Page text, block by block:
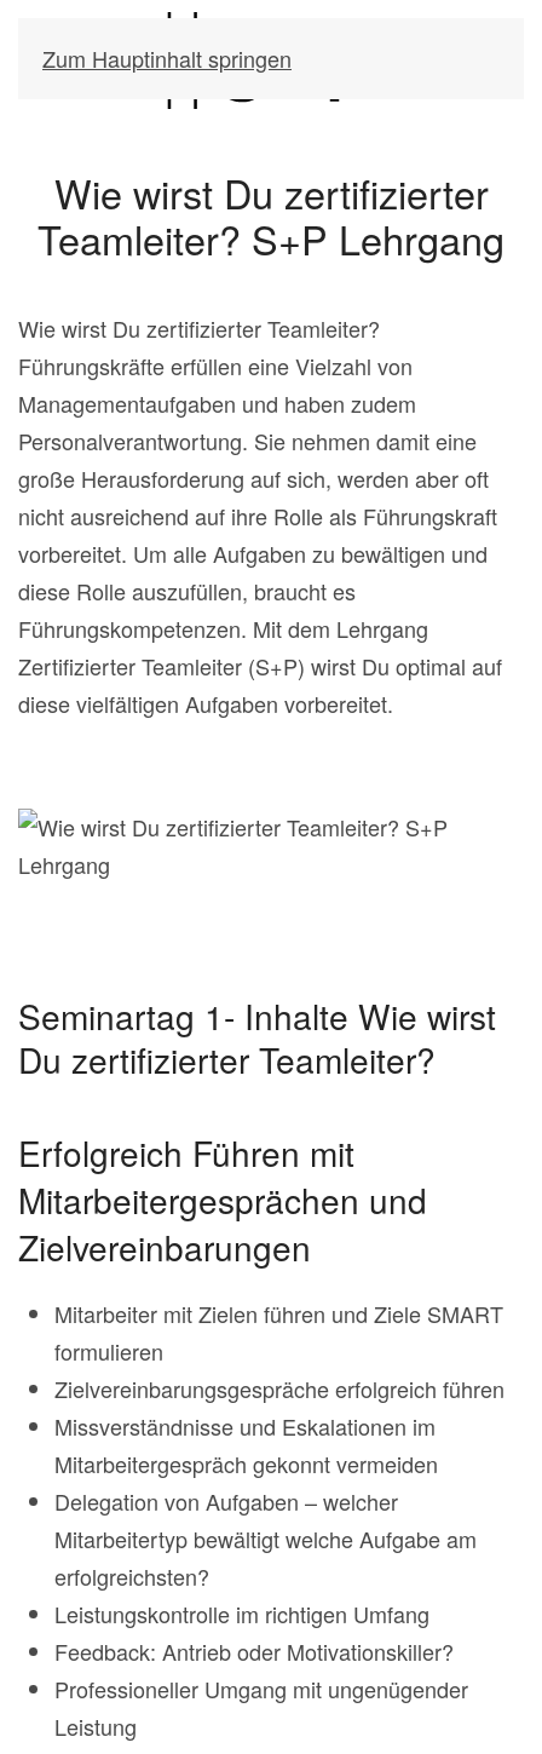
Zum Hauptinhalt springen
Wie wirst Du zertifizierter
Teamleiter? S+P Lehrgang
Wie wirst Du zertifizierter Teamleiter?
Führungskräfte erfüllen eine Vielzahl von
Managementaufgaben und haben zudem
Personalverantwortung. Sie nehmen damit eine
große Herausforderung auf sich, werden aber oft
nicht ausreichend auf ihre Rolle als Führungskraft
vorbereitet. Um alle Aufgaben zu bewältigen und
diese Rolle auszufüllen, braucht es
Führungskompetenzen. Mit dem Lehrgang
Zertifizierter Teamleiter (S+P) wirst Du optimal auf
diese vielfältigen Aufgaben vorbereitet.
Seminartag 1- Inhalte Wie wirst
Du zertifizierter Teamleiter?
Erfolgreich Führen mit
Mitarbeitergesprächen und
Zielvereinbarungen
Mitarbeiter mit Zielen führen und Ziele SMART
formulieren
Zielvereinbarungsgespräche erfolgreich führen
Missverständnisse und Eskalationen im
Mitarbeitergespräch gekonnt vermeiden
Delegation von Aufgaben – welcher
Mitarbeitertyp bewältigt welche Aufgabe am
erfolgreichsten?
Leistungskontrolle im richtigen Umfang
Feedback: Antrieb oder Motivationskiller?
Professioneller Umgang mit ungenügender
Leistung